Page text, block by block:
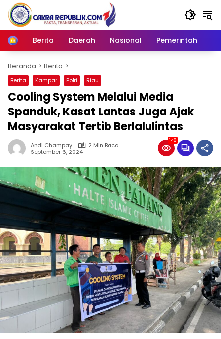
Langsung
konten
Home
Berita Daerah Nasional Pemerintah
Beranda Berita
Berita Kampar Polri Riau
Cooling System Melalui Media
Spanduk, Kasat Lantas Juga Ajak
Masyarakat Tertib Berlalulintas
Andi Champay
2 Min Baca
September 6, 2024
148